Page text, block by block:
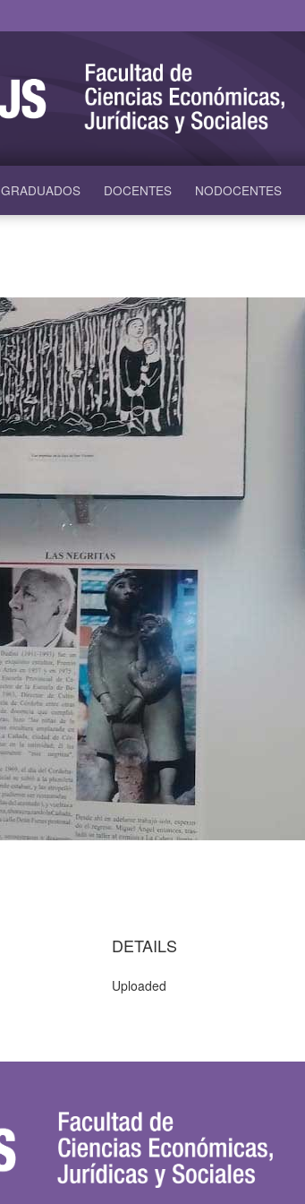
GRADUADOS DOCENTES NODOCENTES
DETAILS
Uploaded